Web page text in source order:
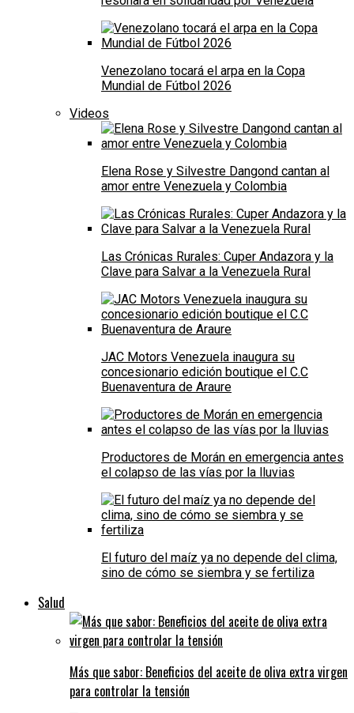
Venezolano tocará el arpa en la Copa
Mundial de Fútbol 2026
Videos
Elena Rose y Silvestre Dangond cantan al
amor entre Venezuela y Colombia
Las Crónicas Rurales: Cuper Andazora y la
Clave para Salvar a la Venezuela Rural
JAC Motors Venezuela inaugura su
concesionario edición boutique el C.C
Buenaventura de Araure
Productores de Morán en emergencia antes
el colapso de las vías por la lluvias
El futuro del maíz ya no depende del clima,
sino de cómo se siembra y se fertiliza
Salud
Más que sabor: Beneficios del aceite de oliva extra virgen
para controlar la tensión